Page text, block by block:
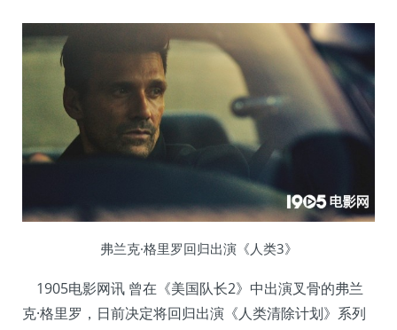
弗兰克·格里罗回归出演《人类3》
1905电影网讯 曾在《美国队长2》中出演叉骨的弗兰
克·格里罗，日前决定将回归出演《人类清除计划》系列